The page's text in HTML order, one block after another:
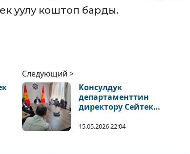
уулу коштоп барды.
Следующий >
Консулдук
департаменттин
директору Сейтек
өнөр жайынын өкүлдөрү
15.05.2026 22:04